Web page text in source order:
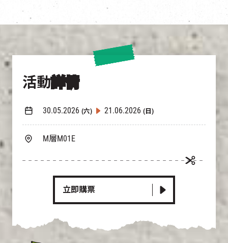
活動詳情
30.05.2026 (六) 21.06.2026 (日)
M層M01E
立即購票